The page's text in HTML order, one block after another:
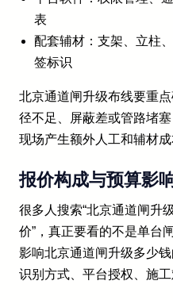
表
配套辅材：支架、立柱
签标识
北京通道闸升级布线要重
径不足、屏蔽差或管路堵
现场产生额外人工和辅材成
报价构成与预算影
很多人搜索“北京通道闸升
价”，真正要看的不是单台
影响北京通道闸升级多少
识别方式、平台授权、施